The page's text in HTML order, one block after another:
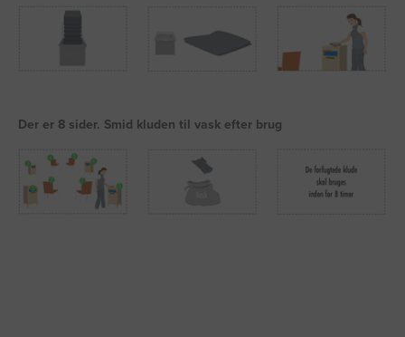
Der er 8 sider. Smid kluden til vask efter brug